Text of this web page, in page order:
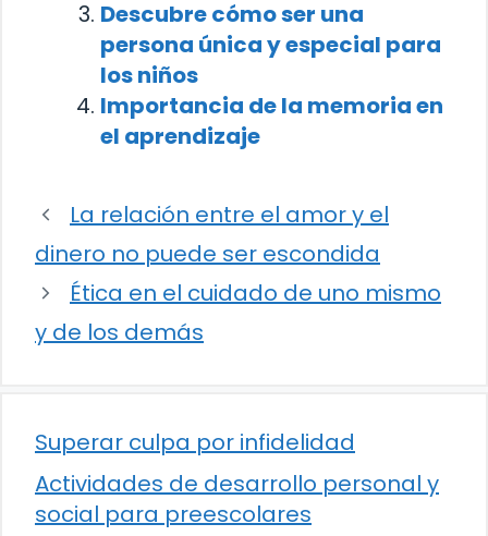
Descubre cómo ser una
persona única y especial para
los niños
Importancia de la memoria en
el aprendizaje
La relación entre el amor y el
dinero no puede ser escondida
Ética en el cuidado de uno mismo
y de los demás
Superar culpa por infidelidad
Actividades de desarrollo personal y
social para preescolares